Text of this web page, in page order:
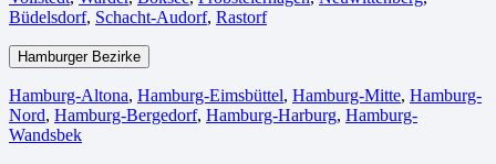
Büdelsdorf, Schacht-Audorf, Rastorf
Hamburger Bezirke
Hamburg-Altona, Hamburg-Eimsbüttel, Hamburg-Mitte, Hamburg-
Nord, Hamburg-Bergedorf, Hamburg-Harburg, Hamburg-
Wandsbek